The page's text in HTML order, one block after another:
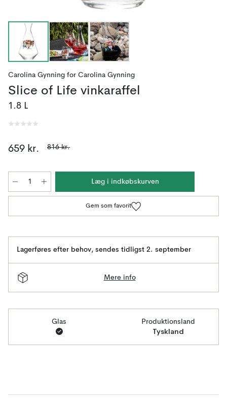
Carolina Gynning for Carolina Gynning
Slice of Life vinkaraffel
1.8 L
659 kr. 816 kr.
Læg i indkøbskurven
Gem som favorit
Lagerføres efter behov, sendes tidligst 2. september
Mere info
Glas Produktionsland
Tyskland